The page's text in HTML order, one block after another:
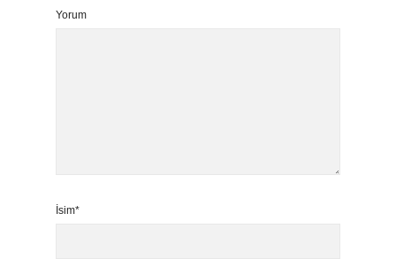
Yorum
İsim*